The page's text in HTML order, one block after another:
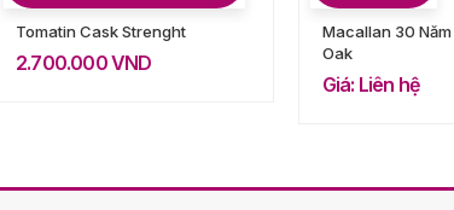
Tomatin Cask Strenght
2.700.000VND
Macallan 30
Oak
Giá: Liên hệ